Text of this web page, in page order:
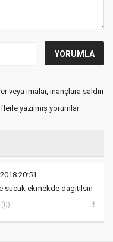
veya imalar, inançlara saldırı
yazılmış yorumlar
20:51
ekmekde dagıtılsın
(0)